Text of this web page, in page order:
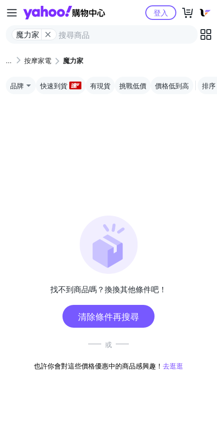
Yahoo購物中心
魔力家
登入
按摩家電 魔力家
品牌 快速到貨 有現貨 挑戰低價 價格低到高 排序
找不到商品嗎？換換其他條件吧！
清除條件再搜尋
或
也許你會對這些價格優惠中的商品感興趣！ 去逛逛